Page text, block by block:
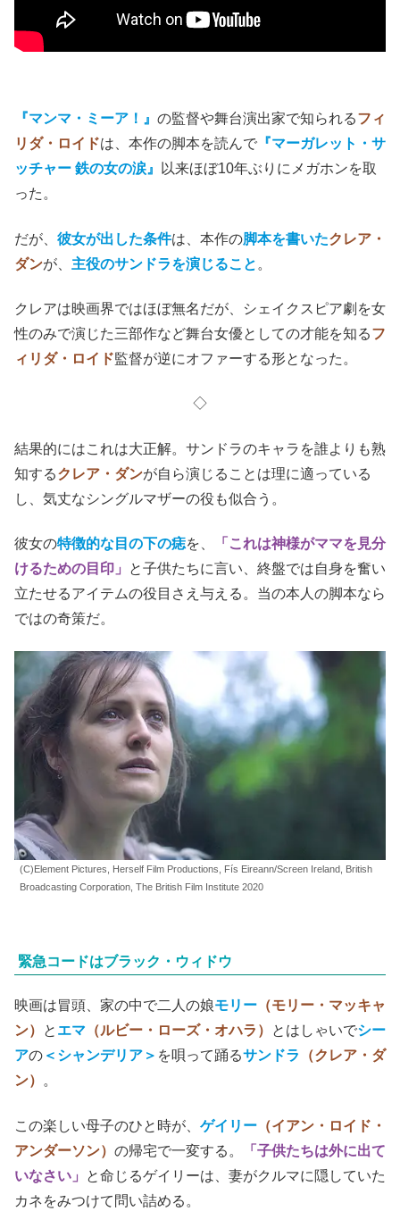
『マンマ・ミーア！』 の監督や舞台演出家で知られるフィ
リダ・ロイドは、本作の脚本を読んで 『マーガレット・サ
ッチャー 鉄の女の涙』
以来ほぼ10年ぶりにメガホンを取
った。
だが、 彼女が出した条件は、本作の脚本を書いたクレア・
ダンが、 主役のサンドラを演じること 。
クレアは映画界ではほぼ無名だが、シェイクスピア劇を女
性のみで演じた三部作など舞台女優としての才能を知るフ
ィリダ・ロイド監督が逆にオファーする形となった。
◇
結果的にはこれは大正解。サンドラのキャラを誰よりも熟
知するクレア・ダンが自ら演じることは理に適っている
し、気丈なシングルマザーの役も似合う。
彼女の特徴的な目の下の痣を、
「これは神様がママを見分
けるための目印」
と子供たちに言い、終盤では自身を奮い
立たせるアイテムの役目さえ与える。当の本人の脚本なら
ではの奇策だ。
(C)Element Pictures, Herself Film Productions, Fís Eireann/Screen Ireland, British
Broadcasting Corporation, The British Film Institute 2020
緊急コードはブラック・ウィドウ
映画は冒頭、家の中で二人の娘モリー （モリー・マッキャ
ン）
と エマ （ルビー・ローズ・オハラ） とはしゃいでシー
アの ＜シャンデリア＞ を唄って踊るサンドラ
（クレア・ダ
ン）
。
この楽しい母子のひと時が、 ゲイリー （イアン・ロイド・
アンダーソン） の帰宅で一変する。
「子供たちは外に出て
いなさい」
と命じるゲイリーは、妻がクルマに隠していた
カネをみつけて問い詰める。